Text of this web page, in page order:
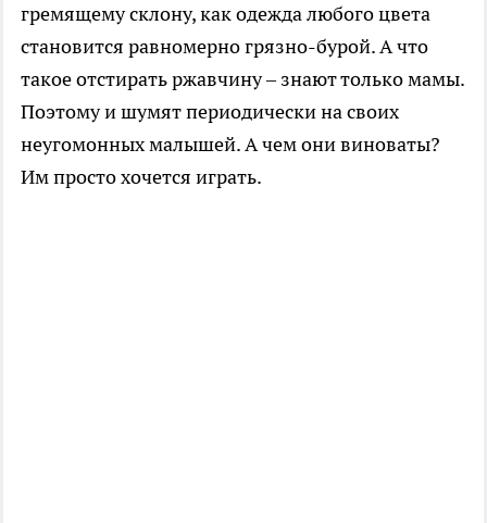
гремящему склону, как одежда любого цвета
становится равномерно грязно-бурой. А что
такое отстирать ржавчину – знают только мамы.
Поэтому и шумят периодически на своих
неугомонных малышей. А чем они виноваты?
Им просто хочется играть.